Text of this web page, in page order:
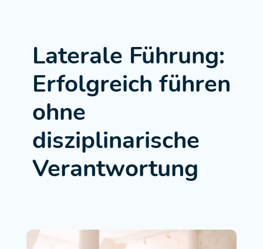
Laterale Führung:
Erfolgreich führen
ohne
disziplinarische
Verantwortung